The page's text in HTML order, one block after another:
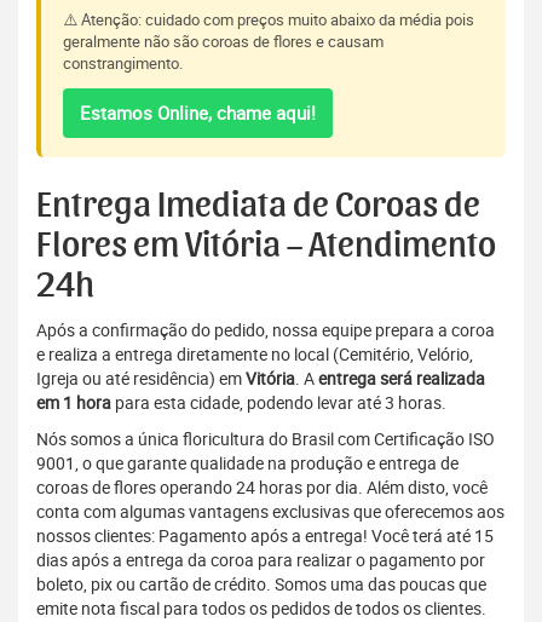
⚠️ Atenção: cuidado com preços muito abaixo da média pois
geralmente não são coroas de flores e causam
constrangimento.
Estamos Online, chame aqui!
Entrega Imediata de Coroas de
Flores em Vitória – Atendimento
24h
Após a confirmação do pedido, nossa equipe prepara a coroa
e realiza a entrega diretamente no local (Cemitério, Velório,
Igreja ou até residência) emVitória. Aentrega será realizada
em 1 hora para esta cidade, podendo levar até 3 horas.
Nós somos a única floricultura do Brasil com Certificação ISO
9001, o que garante qualidade na produção e entrega de
coroas de flores operando 24 horas por dia. Além disto, você
conta com algumas vantagens exclusivas que oferecemos aos
nossos clientes: Pagamento após a entrega! Você terá até 15
dias após a entrega da coroa para realizar o pagamento por
boleto, pix ou cartão de crédito. Somos uma das poucas que
emite nota fiscal para todos os pedidos de todos os clientes.